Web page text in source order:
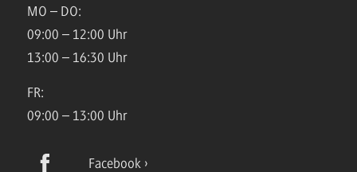
MO – DO:
09:00 – 12:00 Uhr
13:00 – 16:30 Uhr
FR:
09:00 – 13:00 Uhr
Facebook